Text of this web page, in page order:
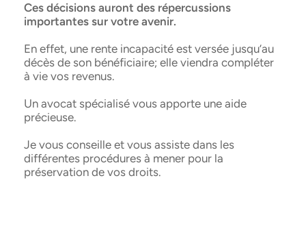
Ces décisions auront des répercussions
importantes sur votre avenir.
En effet, une rente incapacité est versée jusqu’au
décès de son bénéficiaire; elle viendra compléter
à vie vos revenus.
Un avocat spécialisé vous apporte une aide
précieuse.
Je vous conseille et vous assiste dans les
différentes procédures à mener pour la
préservation de vos droits.